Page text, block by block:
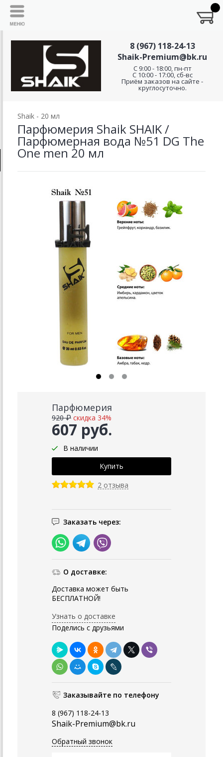
8 (967) 118-24-13
Shaik-Premium@bk.ru
C 9:00 - 18:00, пн-пт
С 10:00 - 17:00, сб-вс
Приём заказов на сайте -
круглосуточно.
Shaik - 20 мл
Парфюмерия Shaik SHAIK /
Парфюмерная вода №51 DG The
One men 20 мл
Парфюмерия
607 руб.
920 ₽ скидка 34%
В наличии
2 отзыва
Заказать через:
О доставке:
Доставка может быть
БЕСПЛАТНОЙ!
Узнать о доставке
Поделись с друзьями
Заказывайте по телефону
8 (967) 118-24-13
Shaik-Premium@bk.ru
Обратный звонок